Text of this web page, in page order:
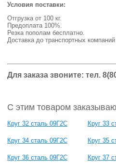
Условия поставки:
Отгрузка от 100 кг.
Предоплата 100%.
Резка пополам бесплатно.
Доставка до транспортных компаний
Для заказа звоните: тел.
С этим товаром
Круг 32 сталь 09Г2С Круг 33
Круг 34 сталь 09Г2С Круг 35
Круг 36 сталь 09Г2С Круг 37